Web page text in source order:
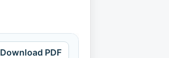
Download PDF